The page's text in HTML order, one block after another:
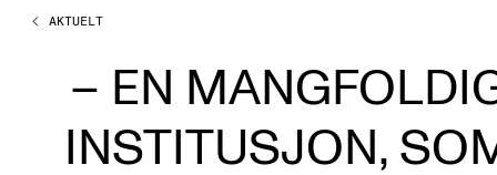
STUDIER
Alle studier
AKTUELT
– EN
INSTITUSJON,